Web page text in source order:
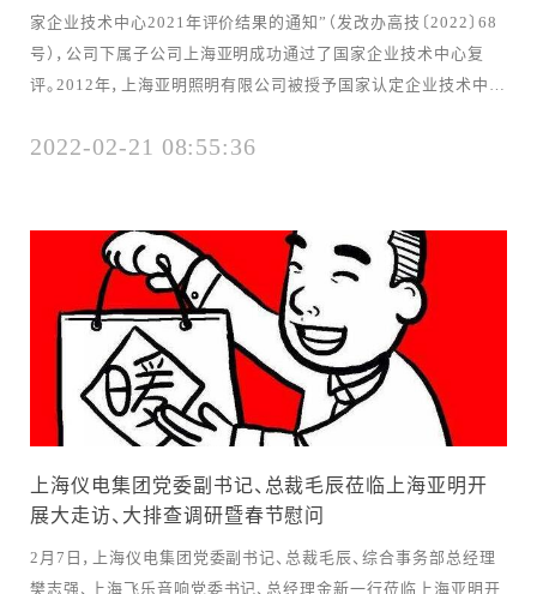
家企业技术中心2021年评价结果的通知”（发改办高技〔2022〕68
号），公司下属子公司上海亚明成功通过了国家企业技术中心复
评。2012年，上海亚明照明有限公司被授予国家认定企业技术中心
研发的硬件和软件进行升级，建立了面积8,500平方米国家企业技
2022-02-21 08:55:36
上海仪电集团党委副书记、总裁毛辰莅临上海亚明开
展大走访、大排查调研暨春节慰问
2月7日，上海仪电集团党委副书记、总裁毛辰、综合事务部总经理
樊志强、上海飞乐音响党委书记、总经理金新一行莅临上海亚明开